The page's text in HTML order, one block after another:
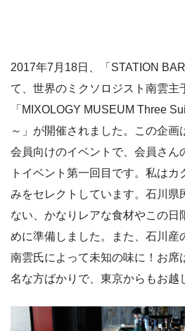
2017年7月18日、「STATION
て、世界のミクソロジスト南雲主
「MIXOLOGY MUSEUM Three
～」が開催されました。この企画
会員向けのイベントで、会員さん
トイベント第一回目です。私はカ
みをセレクトしています。石川県
ない、かなりレアな食材やこの日
めに準備しました。また、石川産
南雲氏によって未知の味に！お席
名な方ばかりで、東京からもお越